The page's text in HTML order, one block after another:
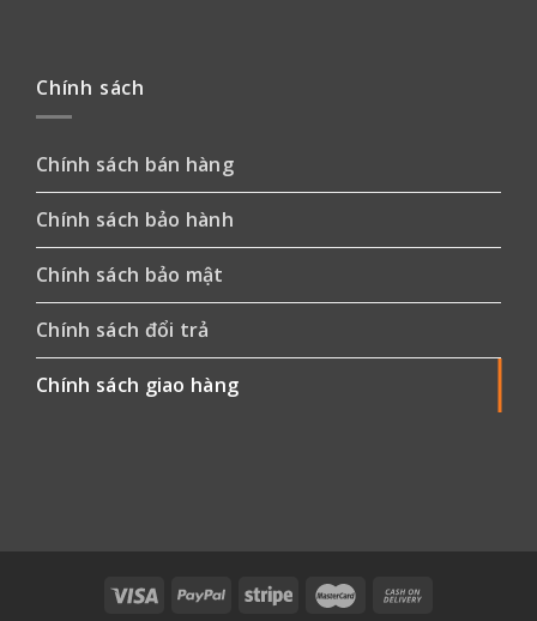
Chính sách
Chính sách bán hàng
Chính sách bảo hành
Chính sách bảo mật
Chính sách đổi trả
Chính sách giao hàng